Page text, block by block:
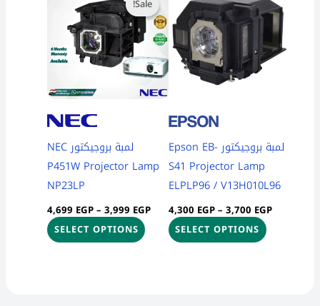
لمبة بروجيكتور Epson EB-
S41 Projector Lamp
ELPLP96 / V13H010L96
3,700 EGP
–
4,300 EGP
3,700 EGP
through
4,300 EGP
SELECT OPTIONS
product
has
multiple
variants.
The
options
may
chosen
product
page
Sale!
Sale!
لمبة بروجيكتور NEC
P451W Projector Lamp
NP23LP
3,999 EGP
–
4,699 EGP
SELECT OPTIONS
may
be
chosen
on
product
page